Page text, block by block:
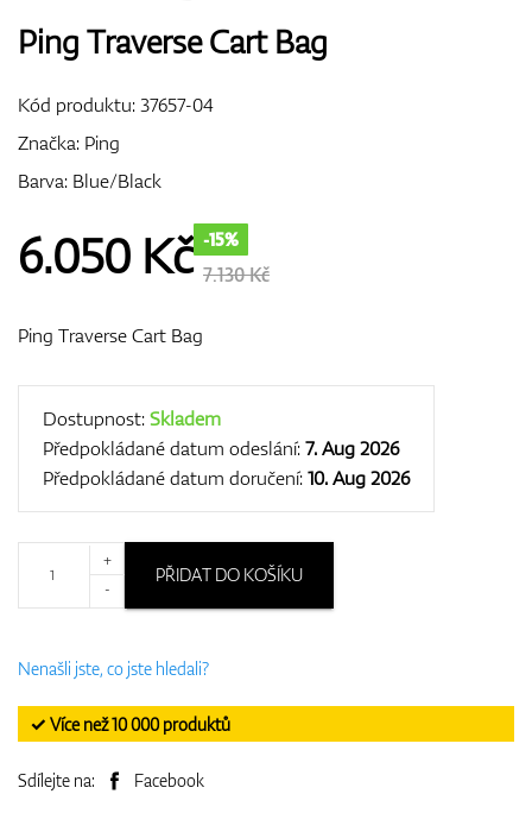
Dárkové poukazy
Ping Traverse Cart Bag
Kód produktu:37657-04
Značka: Ping
Barva: Blue/Black
6.050 Kč -15%
7.130 Kč
Ping Traverse Cart Bag
Dostupnost:Skladem
Předpokládané datum odeslání:7. Aug 2026
Předpokládané datum doručení:10. Aug 2026
+
-
PŘIDAT DO KOŠÍKU
Nenašli jste, co jste hledali?
✓ Více než 10 000 produktů
Sdílejte na: Facebook